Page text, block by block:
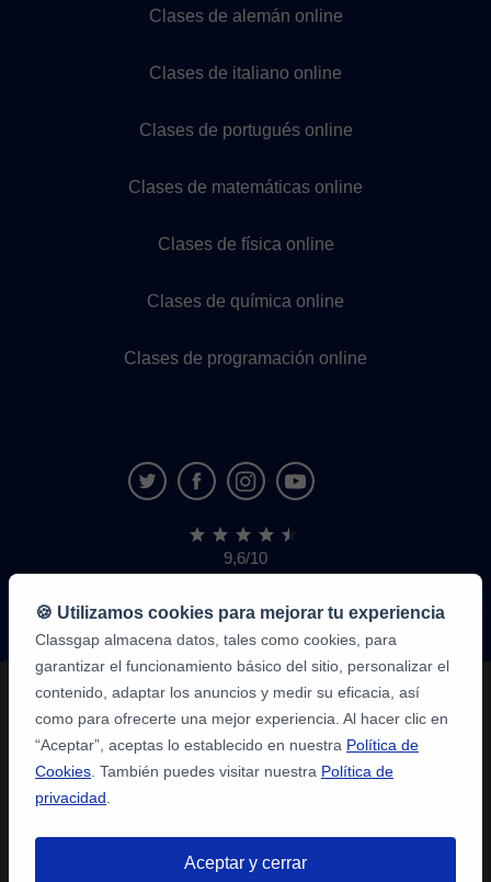
Clases de alemán online
Clases de italiano online
Clases de portugués online
Clases de matemáticas online
Clases de física online
Clases de química online
Clases de programación online
9,6/10
1.339.284
de
alumnos
🍪 Utilizamos cookies para mejorar tu experiencia
Classgap almacena datos, tales como cookies, para
garantizar el funcionamiento básico del sitio, personalizar el
contenido, adaptar los anuncios y medir su eficacia, así
como para ofrecerte una mejor experiencia. Al hacer clic en
“Aceptar”, aceptas lo establecido en nuestra Política de
Cookies . También puedes visitar nuestra Política de
privacidad
Aceptar y cerrar